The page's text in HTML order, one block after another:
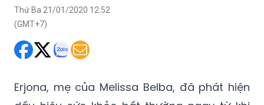
Erjona, mẹ của Melissa Belba, đã phát hiện
con sinh ra - 28/1/2015. Cô đã trải qua 9